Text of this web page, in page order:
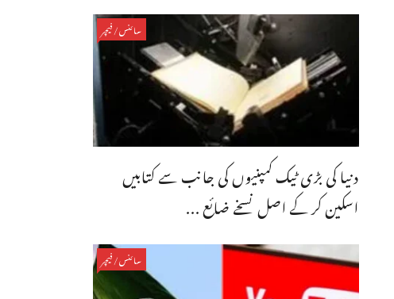
سائنس/فیچر
دنیا کی بڑی ٹیک کمپنیوں کی جانب سے کتابیں
اسکین کر کے اصل نسخے ضائع ...
سائنس/فیچر